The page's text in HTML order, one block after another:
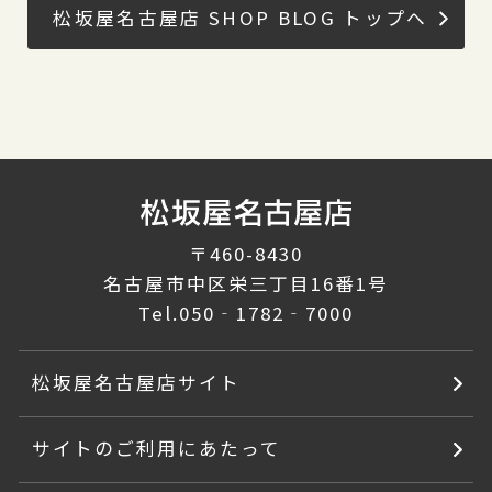
松坂屋名古屋店 SHOP BLOG トップへ
〒460-8430
名古屋市中区栄三丁目16番1号
Tel.050‐1782‐7000
松坂屋名古屋店サイト
サイトのご利用にあたって